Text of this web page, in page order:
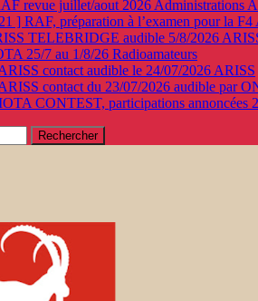
revue juillet/aout 2026 Administrations
] RAF, préparation à l’examen pour la F4
TELEBRIDGE audible 5/8/2026
25/7 au 1/8/26 Radioamateurs
contact audible le 24/07/2026 ARISS
contact du 23/07/2026 audible par
CONTEST, participations annoncées